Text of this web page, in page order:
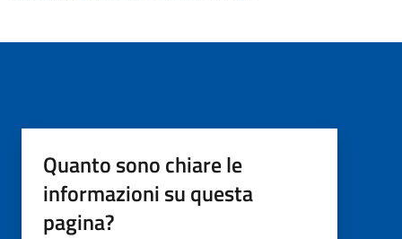
Quanto sono chiare le
informazioni su questa
pagina?